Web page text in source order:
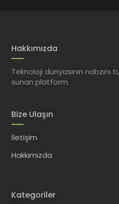
Hakkımızda
Teknoloji dünyasının
sunan platform.
Bize Ulaşın
İletişim
Hakkımızda
Kategoriler